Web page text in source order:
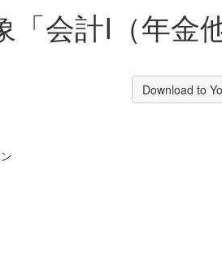
会計I（年金
Download to